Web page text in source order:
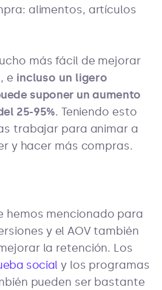
alimentos, artículos
más fácil de mejorar
e incluso un ligero
suponer un aumento
25-95%. Teniendo esto
trabajar para animar a
y hacer más compras.
hemos mencionado para
y el AOV también
la retención. Los
social y los programas
pueden ser bastante